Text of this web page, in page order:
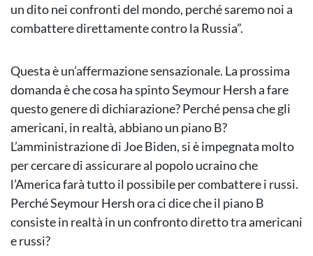
un dito nei confronti del mondo, perché saremo noi a
combattere direttamente contro la Russia”.
Questa è un’affermazione sensazionale. La prossima
domanda è che cosa ha spinto Seymour Hersh a fare
questo genere di dichiarazione? Perché pensa che gli
americani, in realtà, abbiano un piano B?
L’amministrazione di Joe Biden, si è impegnata molto
per cercare di assicurare al popolo ucraino che
l’America farà tutto il possibile per combattere i russi.
Perché Seymour Hersh ora ci dice che il piano B
consiste in realtà in un confronto diretto tra americani
e russi?